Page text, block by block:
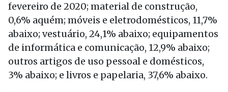
fevereiro de 2020; material de construção,
0,6% aquém; móveis e eletrodomésticos, 11,7%
abaixo; vestuário, 24,1% abaixo; equipamentos
de informática e comunicação, 12,9% abaixo;
outros artigos de uso pessoal e domésticos,
3% abaixo; e livros e papelaria, 37,6% abaixo.